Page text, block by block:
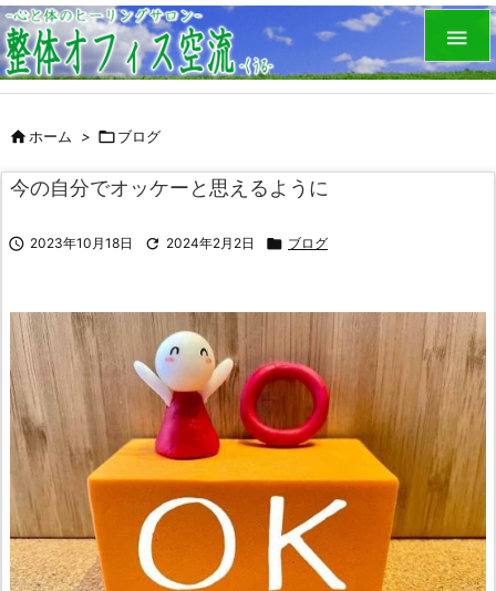

ホーム > ブログ
今の自分でオッケーと思えるように
 2023年10月18日  2024年2月2日  ブログ